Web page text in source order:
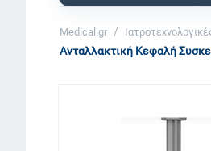
Medical.gr /
Ανταλλακτική Κεφαλή